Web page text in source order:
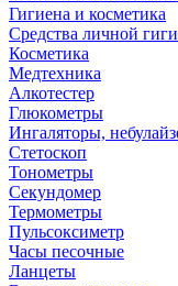
Гигиена и косметика
Средства личной
Косметика
Медтехника
Алкотестер
Глюкометры
Ингаляторы,
Стетоскоп
Тонометры
Секундомер
Термометры
Пульсоксиметр
Часы песочные
Ланцеты